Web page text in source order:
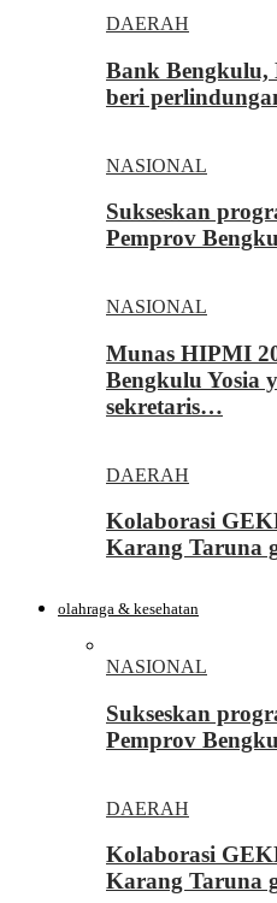
DAERAH
Bank
beri
NASIONAL
Sukseskan
Pemprov
NASIONAL
Munas HIPMI
Bengkulu Yosia
sekretaris…
DAERAH
Kolaborasi
Karang Taruna
olahraga & kesehatan
NASIONAL
Sukseskan
Pemprov
DAERAH
Kolaborasi
Karang Taruna